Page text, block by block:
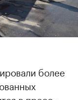
более